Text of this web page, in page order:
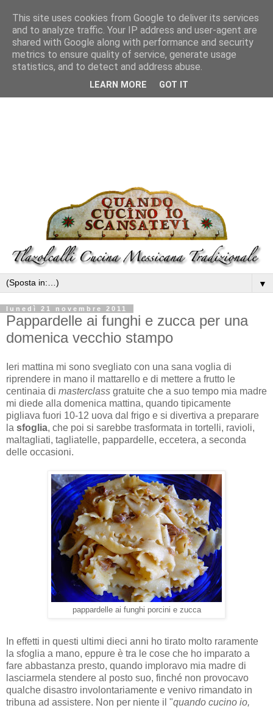
▼
lunedì 21 novembre 2011
Pappardelle ai funghi e zucca per una
domenica vecchio stampo
Ieri mattina mi sono svegliato con una sana voglia di
riprendere in mano il mattarello e di mettere a frutto le
centinaia di masterclass gratuite che a suo tempo mia madre
mi diede alla domenica mattina, quando tipicamente
pigliava fuori 10-12 uova dal frigo e si divertiva a preparare
la sfoglia, che poi si sarebbe trasformata in tortelli, ravioli,
maltagliati, tagliatelle, pappardelle, eccetera, a seconda
delle occasioni.
pappardelle ai funghi porcini e zucca
In effetti in questi ultimi dieci anni ho tirato molto raramente
la sfoglia a mano, eppure è tra le cose che ho imparato a
fare abbastanza presto, quando imploravo mia madre di
lasciarmela stendere al posto suo, finché non provocavo
qualche disastro involontariamente e venivo rimandato in
tribuna ad assistere. Non per niente il "quando cucino io,
This site uses cookies from Google to deliver its services
and to analyze traffic. Your IP address and user-agent are
shared with Google along with performance and security
metrics to ensure quality of service, generate usage
statistics, and to detect and address abuse.
LEARN MORE GOT IT